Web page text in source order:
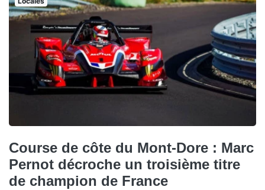
Course de côte du Mont-Dore : Marc
Pernot décroche un troisième titre
de champion de France